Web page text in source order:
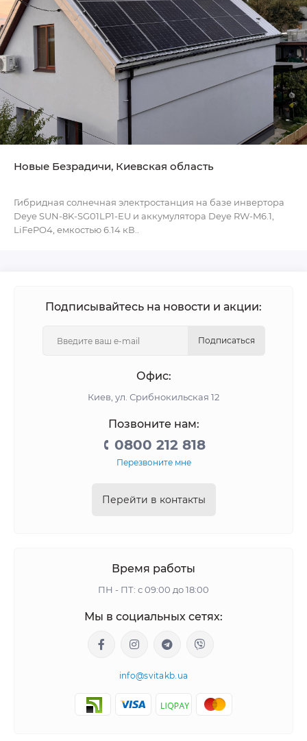
Новые Безрадичи, Киевская область
Гибридная солнечная электростанция на базе инвертора
Deye SUN-8K-SG01LP1-EU и аккумулятора Deye RW-M6.1,
LiFePO4, емкостью 6.14 кВ..
Подписывайтесь на новости и акции:
Подписаться
Офис:
Киев, ул. Срибнокильская 12
Позвоните нам:
0800 212 818
Перезвоните мне
Перейти в контакты
Время работы
ПН - ПТ: с 09:00 до 18:00
Мы в социальных сетях:
info@svitakb.ua